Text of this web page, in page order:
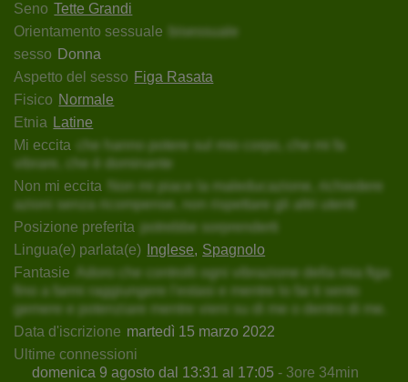
Seno Tette Grandi
Orientamento sessuale
bisessuale
sesso Donna
Aspetto del sesso Figa Rasata
Fisico Normale
Etnia Latine
Mi eccita
che hanno potere sul mio corpo, che mi fa
vibrare, che è dominante
Non mi eccita
Non mi piace la maleducazione, richiedere
azioni senza ricompense, non rispettare gli altri utenti
Posizione preferita potrebbe sorprenderti
Lingua(e) parlata(e)
Inglese
Spagnolo
Fantasie
Adoro che controlli ogni vibrazione della mia figa
fino a farmi raggiungere l'estasi e mentre lo fai ti sento
gemere e potenziare mentre vieni su di me o dentro di me.
Data d'iscrizione martedì 15 marzo 2022
Ultime connessioni
domenica 9 agosto dal 13:31 al 17:05 - 3ore 34min